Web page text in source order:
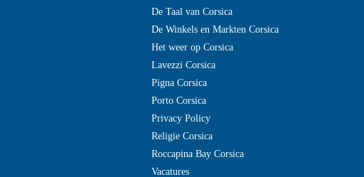
De Taal van Corsica
De Winkels en Markten Corsica
Het weer op Corsica
Lavezzi Corsica
Pigna Corsica
Porto Corsica
Privacy Policy
Religie Corsica
Roccapina Bay Corsica
Vacatures